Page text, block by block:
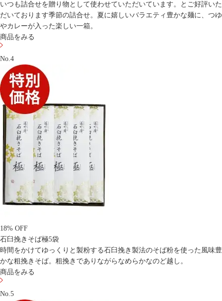
いつも詰合せを贈り物として使わせていただいています。とご好評いた
だいております季節の詰合せ。夏に嬉しいバラエティ豊かな麺に、つゆ
やカレーが入った楽しい一箱。
商品をみる
No.4
18% OFF
石臼挽きそば極5袋
時間をかけてゆっくりと製粉する石臼挽き製法のそば粉を使った風味豊
かな粗挽きそば。粗挽きでありながらなめらかなのど越し。
商品をみる
No.5